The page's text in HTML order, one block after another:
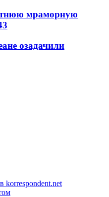
мраморную
озадачили
korrespondent.net